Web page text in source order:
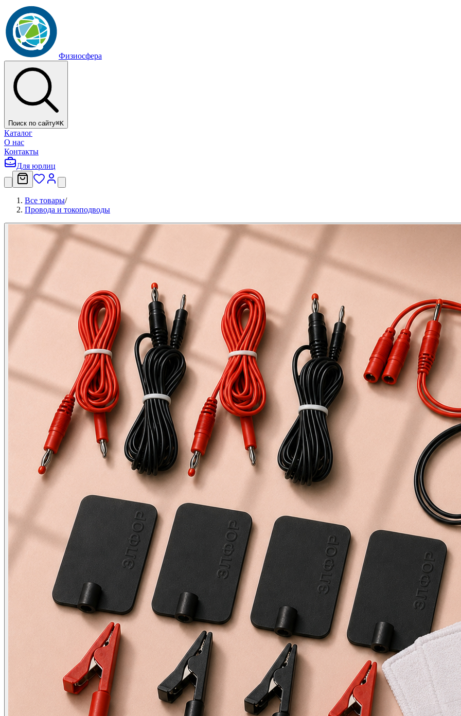
Физиосфера
Поиск по сайту⌘K
Каталог
О нас
Контакты
Для юрлиц
Все товары/
Провода и токоподводы